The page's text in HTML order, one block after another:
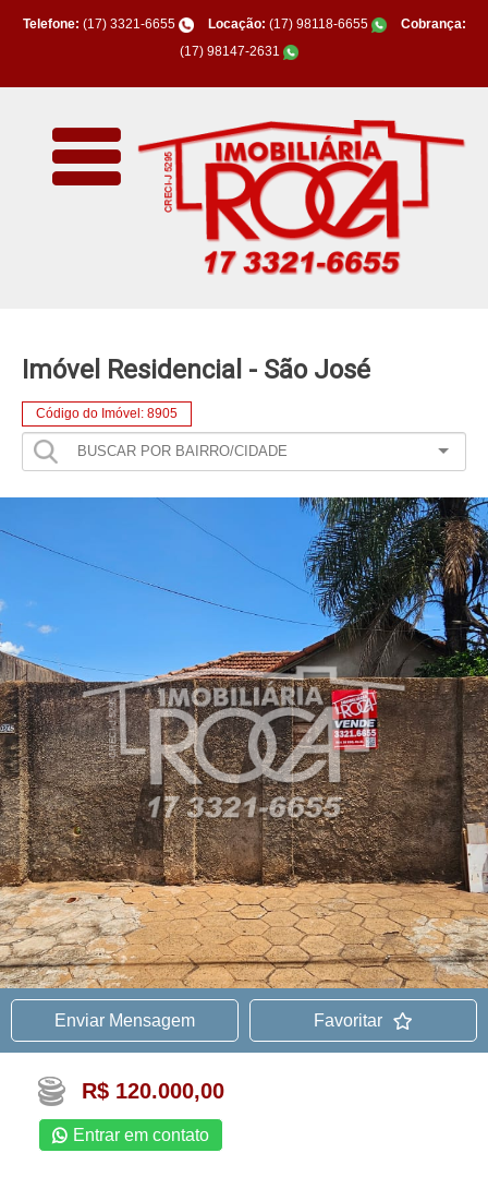
Telefone: (17) 3321-6655 Locação: (17) 98118-6655
Cobrança:
(17) 98147-2631
Imóvel Residencial - São José
Código do Imóvel: 8905
Enviar Mensagem Favoritar
R$ 120.000,00
Entrar em contato